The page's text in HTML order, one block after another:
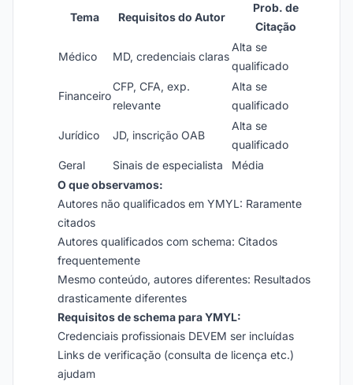
Tema Requisitos do Autor
Prob. de
Citação
Médico MD, credenciais claras
Alta se
qualificado
Financeiro
CFP, CFA, exp.
relevante
Alta se
qualificado
Jurídico JD, inscrição OAB
Alta se
qualificado
Geral
Sinais de especialista
Média
O que observamos:
Autores não qualificados em YMYL: Raramente
citados
Autores qualificados com schema: Citados
frequentemente
Mesmo conteúdo, autores diferentes: Resultados
drasticamente diferentes
Requisitos de schema para YMYL:
Credenciais profissionais DEVEM ser incluídas
Links de verificação (consulta de licença etc.)
ajudam